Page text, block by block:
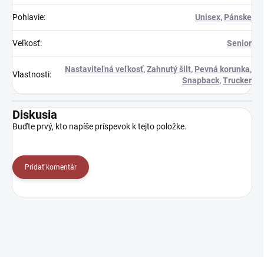
Pohlavie: Unisex, Pánske
Veľkosť: Senior
Vlastnosti:
Nastaviteľná veľkosť,Zahnutý šilt, Pevná korunka,
Snapback,Trucker
Diskusia
Buďte prvý, kto napíše príspevok k tejto položke.
Pridať komentár